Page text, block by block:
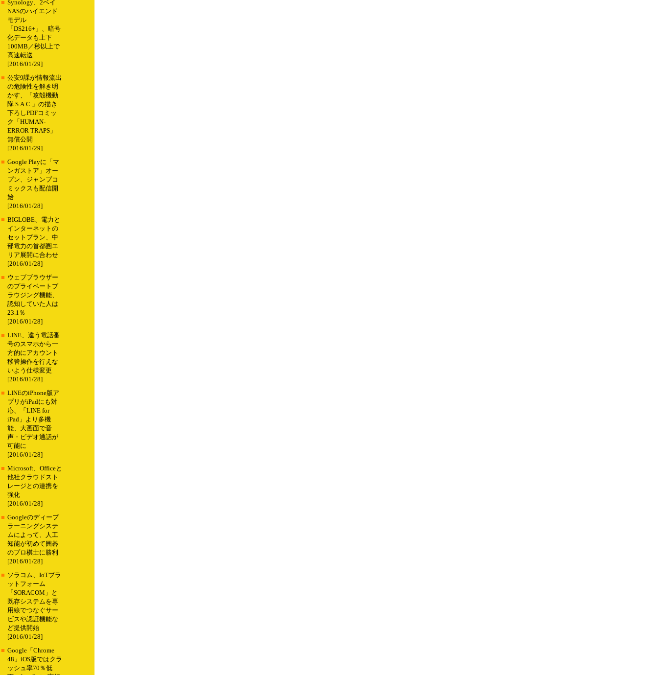
■ Synology、2ベイ
NASのハイエンド
モデル
「DS216+」、暗号
化データも上下
100MB／秒以上で
高速転送
[2016/01/29]
■ 公安9課が情報流出
の危険性を解き明
かす、「攻殻機動
隊 S.A.C.」の描き
下ろしPDFコミッ
ク「HUMAN-
ERROR TRAPS」
無償公開
[2016/01/29]
■ Google Playに「マ
ンガストア」オー
プン、ジャンプコ
ミックスも配信開
始
[2016/01/28]
■ BIGLOBE、電力と
インターネットの
セットプラン、中
部電力の首都圏エ
リア展開に合わせ
[2016/01/28]
■ ウェブブラウザー
のプライベートブ
ラウジング機能、
認知していた人は
23.1％
[2016/01/28]
■ LINE、違う電話番
号のスマホから一
方的にアカウント
移管操作を行えな
いよう仕様変更
[2016/01/28]
■ LINEのiPhone版ア
プリがiPadにも対
応、「LINE for
iPad」より多機
能、大画面で音
声・ビデオ通話が
可能に
[2016/01/28]
■ Microsoft、Officeと
他社クラウドスト
レージとの連携を
強化
[2016/01/28]
■ Googleのディープ
ラーニングシステ
ムによって、人工
知能が初めて囲碁
のプロ棋士に勝利
[2016/01/28]
■ ソラコム、IoTプラ
ットフォーム
「SORACOM」と
既存システムを専
用線でつなぐサー
ビスや認証機能な
ど提供開始
[2016/01/28]
■ Google「Chrome
48」iOS版ではクラ
ッシュ率70％低